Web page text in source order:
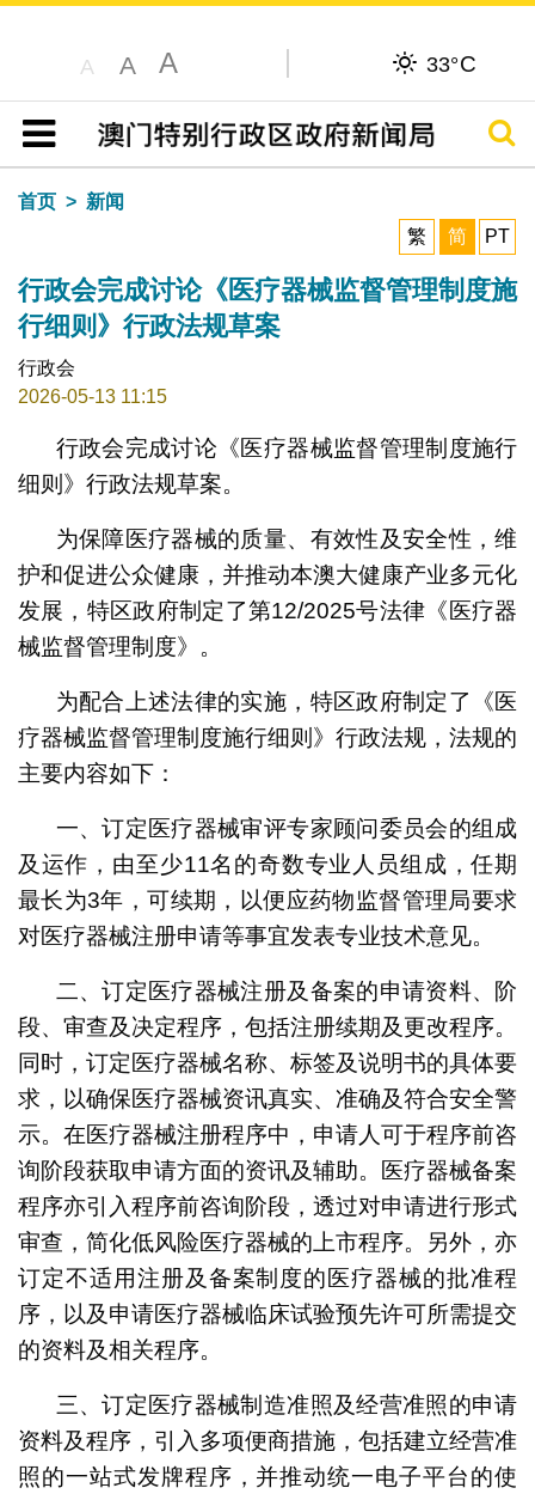
A A A 33°C
目录
搜寻
首页
新闻
繁
简 PT
行政会完成讨论《医疗器械监督管理制度施
行细则》行政法规草案
行政会
2026-05-13 11:15
行政会完成讨论《医疗器械监督管理制度施行
细则》行政法规草案。
为保障医疗器械的质量、有效性及安全性，维
护和促进公众健康，并推动本澳大健康产业多元化
发展，特区政府制定了第12/2025号法律《医疗器
械监督管理制度》。
为配合上述法律的实施，特区政府制定了《医
疗器械监督管理制度施行细则》行政法规，法规的
主要内容如下：
一、订定医疗器械审评专家顾问委员会的组成
及运作，由至少11名的奇数专业人员组成，任期
最长为3年，可续期，以便应药物监督管理局要求
对医疗器械注册申请等事宜发表专业技术意见。
二、订定医疗器械注册及备案的申请资料、阶
段、审查及决定程序，包括注册续期及更改程序。
同时，订定医疗器械名称、标签及说明书的具体要
求，以确保医疗器械资讯真实、准确及符合安全警
示。在医疗器械注册程序中，申请人可于程序前咨
询阶段获取申请方面的资讯及辅助。医疗器械备案
程序亦引入程序前咨询阶段，透过对申请进行形式
审查，简化低风险医疗器械的上市程序。另外，亦
订定不适用注册及备案制度的医疗器械的批准程
序，以及申请医疗器械临床试验预先许可所需提交
的资料及相关程序。
三、订定医疗器械制造准照及经营准照的申请
资料及程序，引入多项便商措施，包括建立经营准
照的一站式发牌程序，并推动统一电子平台的使